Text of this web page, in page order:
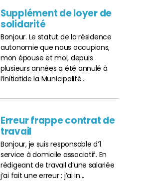
Supplément de loyer de
solidarité
Bonjour. Le statut de la résidence
autonomie que nous occupions,
mon épouse et moi, depuis
plusieurs années a été annulé à
l’initiatide la Municipalité...
Erreur frappe contrat de
travail
Bonjour, je suis responsable d’1
service à domicile associatif. En
rédigeant de travail d’une salariée
j’ai fait une erreur : j’ai in...